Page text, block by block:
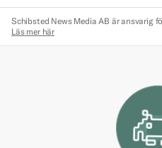
Schibsted News Media AB är ansvarig
Läs mer här